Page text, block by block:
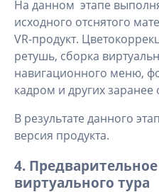
На данном этапе
исходного отснятого
VR-продукт.
ретушь, сборка
навигационного меню,
кадром и других
В результате данного
версия продукта.
4.
виртуального тура